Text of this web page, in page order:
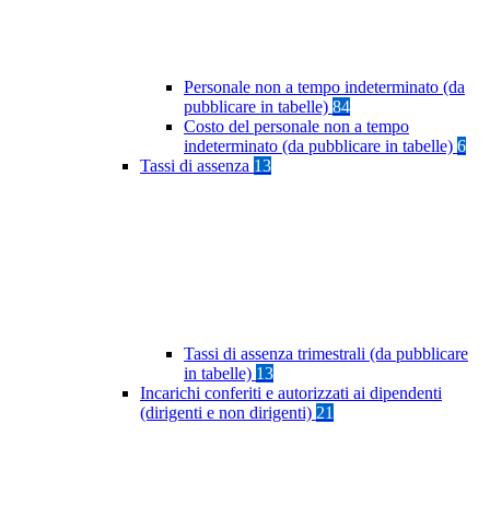
Personale non a tempo indeterminato (da
pubblicare in tabelle) 84
Costo del personale non a tempo
indeterminato (da pubblicare in tabelle) 6
Tassi di assenza 13
Tassi di assenza trimestrali (da pubblicare
in tabelle) 13
Incarichi conferiti e autorizzati ai dipendenti
(dirigenti e non dirigenti) 21